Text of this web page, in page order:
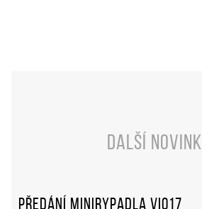
Další
Předání minirypadla ViO17